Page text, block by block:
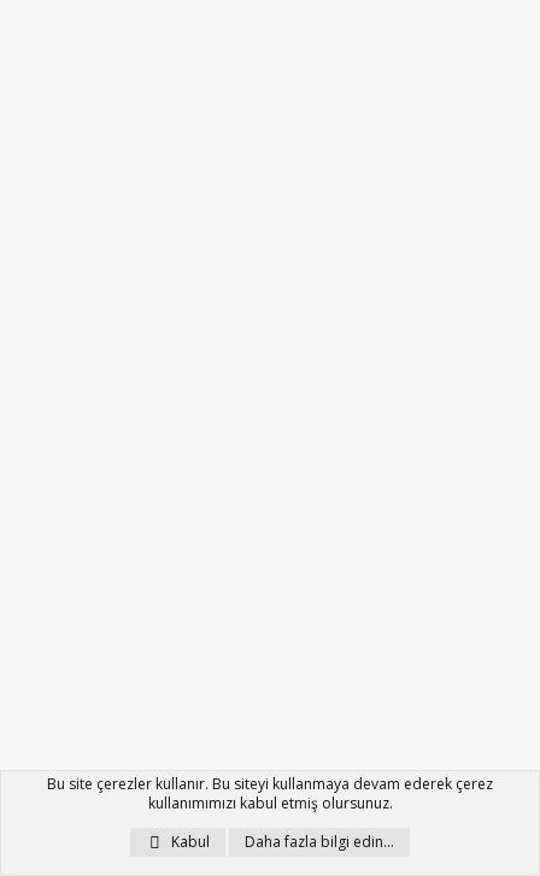
Bu site çerezler kullanır. Bu siteyi kullanmaya devam ederek çerez
kullanımımızı kabul etmiş olursunuz.
Kabul
Daha fazla bilgi edin…